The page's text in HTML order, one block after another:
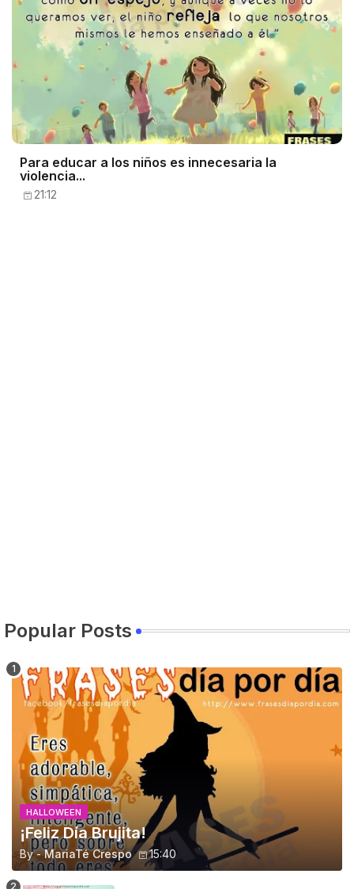
Para educar a los niños es innecesaria la
violencia...
21:12
Popular Posts
HALLOWEEN
¡Feliz Día Brujita!
By - MariaTé Crespo 15:40